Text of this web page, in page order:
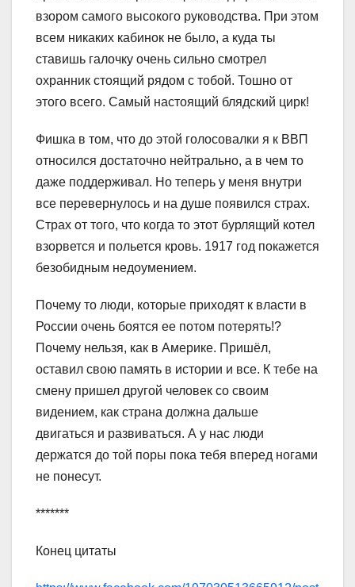
взором самого высокого руководства. При этом
всем никаких кабинок не было, а куда ты
ставишь галочку очень сильно смотрел
охранник стоящий рядом с тобой. Тошно от
этого всего. Самый настоящий блядский цирк!
Фишка в том, что до этой голосовалки я к ВВП
относился достаточно нейтрально, а в чем то
даже поддерживал. Но теперь у меня внутри
все перевернулось и на душе появился страх.
Страх от того, что когда то этот бурлящий котел
взорвется и польется кровь. 1917 год покажется
безобидным недоумением.
Почему то люди, которые приходят к власти в
России очень боятся ее потом потерять!?
Почему нельзя, как в Америке. Пришёл,
оставил свою память в истории и все. К тебе на
смену пришел другой человек со своим
видением, как страна должна дальше
двигаться и развиваться. А у нас люди
держатся до той поры пока тебя вперед ногами
не понесут.
*******
Конец цитаты